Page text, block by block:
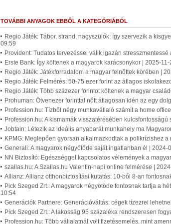
TOVÁBBI ANYAGOK EBBŐL A KATEGÓRIÁBÓL
Regio Játék: Tábor, strand, nagyszülők: így szervezik a
09:59
Provident: Tudatos tervezéssel válik igazán
Erste Bank: Így költenek a magyarok karácsonykor | 2025-11-
Regio Játék: Játékforradalom a magyar felnőttek körében |
Regio Játék: Felmérés: 50-75 ezer forint az átlagos
Regio Játék: Több százezer forintot költenek a magyar
Prohuman: Ötvenezer forinttal nőtt átlagosan idén az egy
Profession.hu: Tízből négy munkavállaló számít a home
Profession.hu: A kismamák visszatérésében
Jobtain: Létezik az ideális anyabarát munkahely ma
KPMG: Meglepően gyorsan alkalmazkodtak a polikrízishez
Generali: A magyarok négyötöde saját ingatlanban él | 2024-
NN Biztosító: Egészséggel kapcsolatos vélemények a
szallas.hu: A Szallas.hu Valentin-napi online felmérése |
Allianz: Allianz otthonbiztosítási kutatás: 10-ből 8-an
Pick Szeged Zrt.: A magyarok négyötöde fontosnak tartja a
10:54
Generációk Partnere: Generációváltás: cégek tízezrei
Pick Szeged Zrt.: A lakosság 95 százaléka rendszeresen
Profession.hu: Több vállalatnál volt fizetésemelés, mint